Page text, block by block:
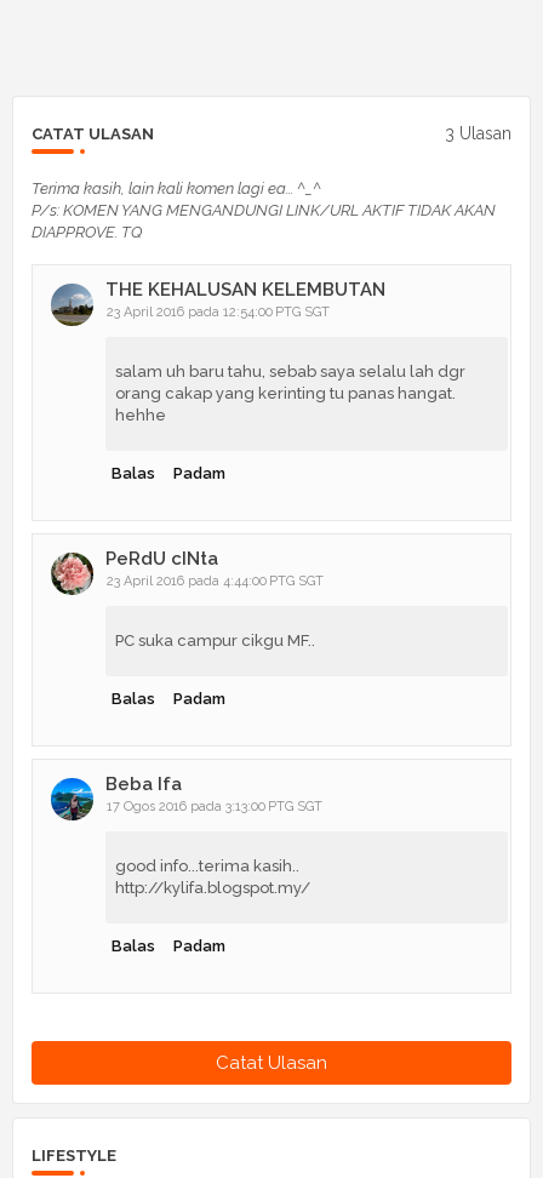
CATAT ULASAN 3 Ulasan
Terima kasih, lain kali komen lagi ea... ^_^
P/s: KOMEN YANG MENGANDUNGI LINK/URL AKTIF TIDAK AKAN
DIAPPROVE. TQ
THE KEHALUSAN KELEMBUTAN
23 April 2016 pada 12:54:00 PTG SGT
salam uh baru tahu, sebab saya selalu lah dgr
orang cakap yang kerinting tu panas hangat.
hehhe
Balas Padam
PeRdU cINta
23 April 2016 pada 4:44:00 PTG SGT
PC suka campur cikgu MF..
Balas Padam
Beba Ifa
17 Ogos 2016 pada 3:13:00 PTG SGT
good info...terima kasih..
http://kylifa.blogspot.my/
Balas Padam
Catat Ulasan
LIFESTYLE